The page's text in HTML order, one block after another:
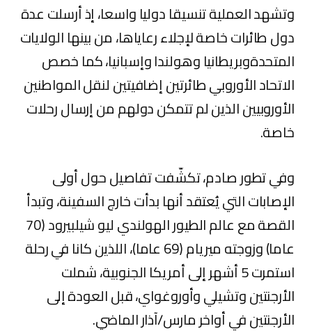
وتشهد العملية تنسيقا دوليا واسعا، إذ أرسلت عدة
دول طائرات خاصة لإجلاء رعاياها، من بينها الولايات
المتحدةوبريطانيا‏ وهولندا وإسبانيا، كما خصص
الاتحاد الأوروبي‏ طائرتين إضافيتين لنقل المواطنين
الأوروبيين الذين لم تتمكن دولهم من إرسال رحلات
خاصة.
وفي تطور صادم، تكشّفت تفاصيل حول أولى
الإصابات التي يُعتقد أنها بدأت خارج السفينة، وتبدأ
القصة مع عالم الطيور الهولندي ليو شيلبيرود (70
عاما) وزوجته ميريام (69 عاما)، اللذين كانا في رحلة
استمرت 5 أشهر إلى أمريكا الجنوبية‏، شملت
الأرجنتين وتشيلي وأوروغواي، قبل العودة إلى
الأرجنتين في أواخر مارس/آذار الماضي.